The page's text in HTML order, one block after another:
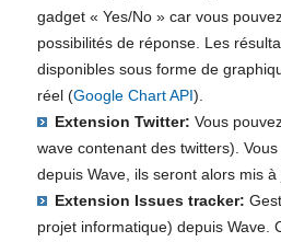
gadget « Yes/No » car vous
possibilités de réponse. Les
disponibles sous forme de
réel (Google Chart API).
Extension Twitter: Vous
wave contenant des twitters).
depuis Wave, ils seront alors mis à
Extension Issues tracker:
projet informatique) depuis Wave.